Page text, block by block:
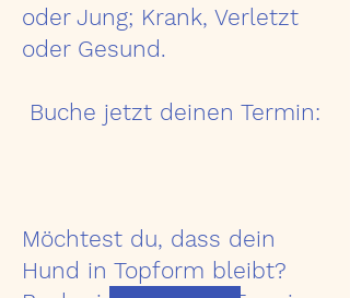
oder Jung; Krank, Verletzt
oder Gesund.
Buche jetzt deinen Termin:
Möchtest du, dass dein
Hund in Topform bleibt?